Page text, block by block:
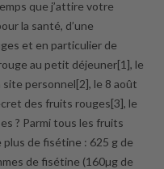
que j’attire votre
la santé, d’une
et en particulier de
au petit déjeuner[1], le
personnel[2], le 8 août
des fruits rouges[3], le
? Parmi tous les fruits
de fisétine : 625 g de
de fisétine (160µg de